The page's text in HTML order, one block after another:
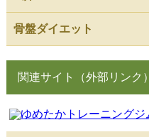
骨盤ダイエット
関連サイト（外部リンク）